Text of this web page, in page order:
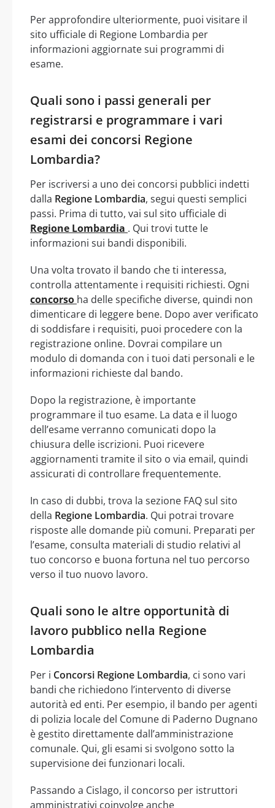
Per approfondire ulteriormente, puoi visitare il
sito ufficiale di Regione Lombardia per
informazioni aggiornate sui programmi di
esame.
Quali sono i passi generali per
registrarsi e programmare i vari
esami dei concorsi Regione
Lombardia?
Per iscriversi a uno dei concorsi pubblici indetti
dalla Regione Lombardia, segui questi semplici
passi. Prima di tutto, vai sul sito ufficiale di
Regione Lombardia . Qui trovi tutte le
informazioni sui bandi disponibili.
Una volta trovato il bando che ti interessa,
controlla attentamente i requisiti richiesti. Ogni
concorso ha delle specifiche diverse, quindi non
dimenticare di leggere bene. Dopo aver verificato
di soddisfare i requisiti, puoi procedere con la
registrazione online. Dovrai compilare un
modulo di domanda con i tuoi dati personali e le
informazioni richieste dal bando.
Dopo la registrazione, è importante
programmare il tuo esame. La data e il luogo
dell’esame verranno comunicati dopo la
chiusura delle iscrizioni. Puoi ricevere
aggiornamenti tramite il sito o via email, quindi
assicurati di controllare frequentemente.
In caso di dubbi, trova la sezione FAQ sul sito
della Regione Lombardia. Qui potrai trovare
risposte alle domande più comuni. Preparati per
l’esame, consulta materiali di studio relativi al
tuo concorso e buona fortuna nel tuo percorso
verso il tuo nuovo lavoro.
Quali sono le altre opportunità di
lavoro pubblico nella Regione
Lombardia
Per i Concorsi Regione Lombardia, ci sono vari
bandi che richiedono l’intervento di diverse
autorità ed enti. Per esempio, il bando per agenti
di polizia locale del Comune di Paderno Dugnano
è gestito direttamente dall’amministrazione
comunale. Qui, gli esami si svolgono sotto la
supervisione dei funzionari locali.
Passando a Cislago, il concorso per istruttori
amministrativi coinvolge anche